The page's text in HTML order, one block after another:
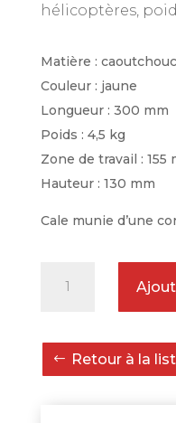
hélicoptères,
Matière :
Couleur : jaune
Longueur : 300 mm
Poids : 4,5 kg
Zone de travail : 155
Hauteur : 130 mm
Cale munie d’une
avion
en
Retour à la